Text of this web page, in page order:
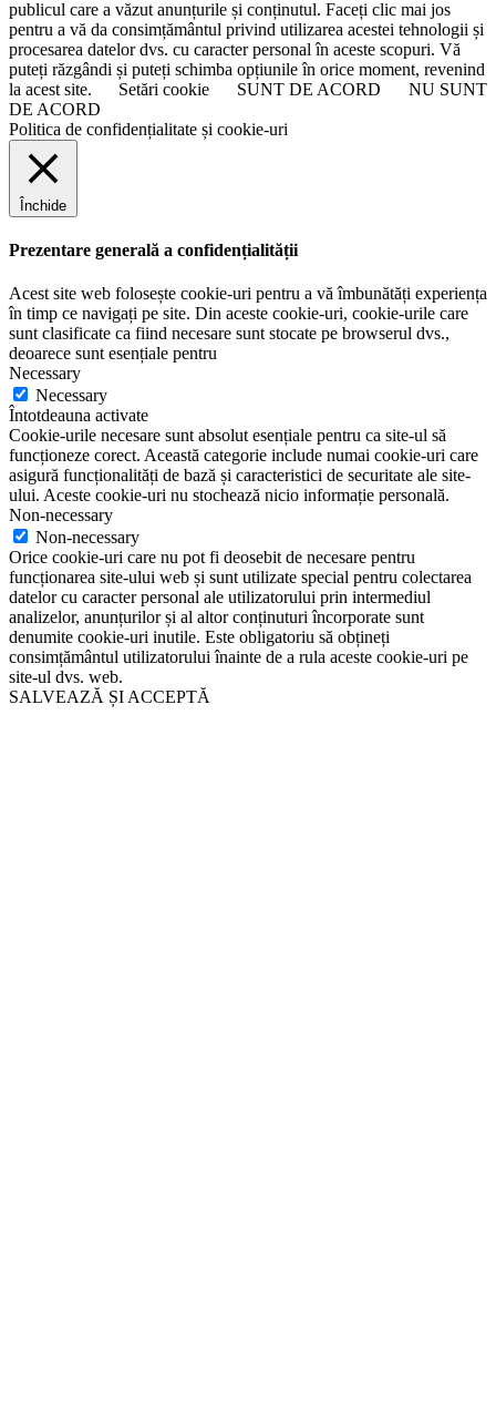
publicul care a văzut anunțurile și conținutul. Faceți clic mai jos
pentru a vă da consimțământul privind utilizarea acestei tehnologii și
procesarea datelor dvs. cu caracter personal în aceste scopuri. Vă
puteți răzgândi și puteți schimba opțiunile în orice moment, revenind
la acest site.
Setări cookie SUNT DE ACORD
NU SUNT
DE ACORD
Politica de confidențialitate și cookie-uri
Închide
Prezentare generală a confidențialității
Acest site web folosește cookie-uri pentru a vă îmbunătăți experiența
în timp ce navigați pe site. Din aceste cookie-uri, cookie-urile care
sunt clasificate ca fiind necesare sunt stocate pe browserul dvs.,
deoarece sunt esențiale pentru
Necessary
Necessary
Întotdeauna activate
Cookie-urile necesare sunt absolut esențiale pentru ca site-ul să
funcționeze corect. Această categorie include numai cookie-uri care
asigură funcționalități de bază și caracteristici de securitate ale site-
ului. Aceste cookie-uri nu stochează nicio informație personală.
Non-necessary
Non-necessary
Orice cookie-uri care nu pot fi deosebit de necesare pentru
funcționarea site-ului web și sunt utilizate special pentru colectarea
datelor cu caracter personal ale utilizatorului prin intermediul
analizelor, anunțurilor și al altor conținuturi încorporate sunt
denumite cookie-uri inutile. Este obligatoriu să obțineți
consimțământul utilizatorului înainte de a rula aceste cookie-uri pe
site-ul dvs. web.
SALVEAZĂ ȘI ACCEPTĂ